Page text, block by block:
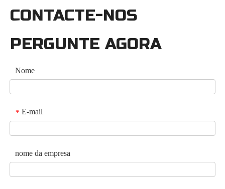
CONTACTE-NOS
PERGUNTE AGORA
Nome
* E-mail
nome da empresa